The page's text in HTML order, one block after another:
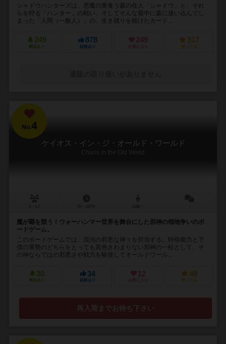
シャドウハンターズは、悪魔の巣食う森の住人「シャドウ」と、それ
らを狩る「ハンター」の戦い、そしてそんな最中に森に迷い込んでし
まった「人間（一般人）」の、生き残りを賭けたカード...
249
興味あり
878
経験あり
249
お気に入り
317
持ってる
No.4
ケイオス・イン・ジ・オールド・ワールド
Chaos in the Old World
魔が覇を競う！ウォーハンマー世界を舞台にした邪神の領地争いのボ
ードゲーム。
このボードゲームでは、混沌の邪悪な神々を担当する。特殊能力と下
僕の軍勢のどちらをとっても異色きわまりない邪神の一柱として、そ
の神ならではの邪悪さや戦力を駆使してオールドワール...
30
興味あり
34
経験あり
12
お気に入り
49
持ってる
再入荷までお待ち下さい